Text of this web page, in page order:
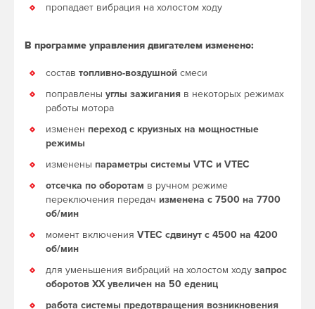
пропадает вибрация на холостом ходу
В программе управления двигателем изменено:
состав топливно-воздушной смеси
поправлены углы зажигания в некоторых режимах
работы мотора
изменен переход с круизных на мощностные
режимы
изменены параметры системы VTC и VTEC
отсечка по оборотам в ручном режиме
переключения передач изменена с 7500 на 7700
об/мин
момент включения VTEC сдвинут с 4500 на 4200
об/мин
для уменьшения вибраций на холостом ходу запрос
оборотов ХХ увеличен на 50 едениц
работа системы предотвращения возникновения